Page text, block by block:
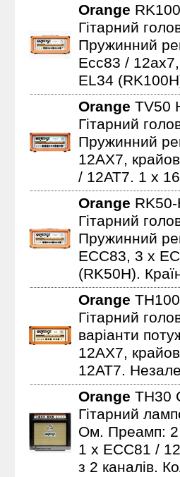
Orange
Гітарний
Пружинний
Ecc83 /
EL34
Orange TV50
Гітарний
Пружинний
12AX7,
/ 12AT7. 1 х
Orange
Гітарний
Пружинний
ECC83, 3 x
(RK50H).
Orange
Гітарний
варіанти
12AX7,
12AT7.
Orange TH30
Гітарний
Ом. Преамп: 2
1 x ECC81 /
з 2 каналів.